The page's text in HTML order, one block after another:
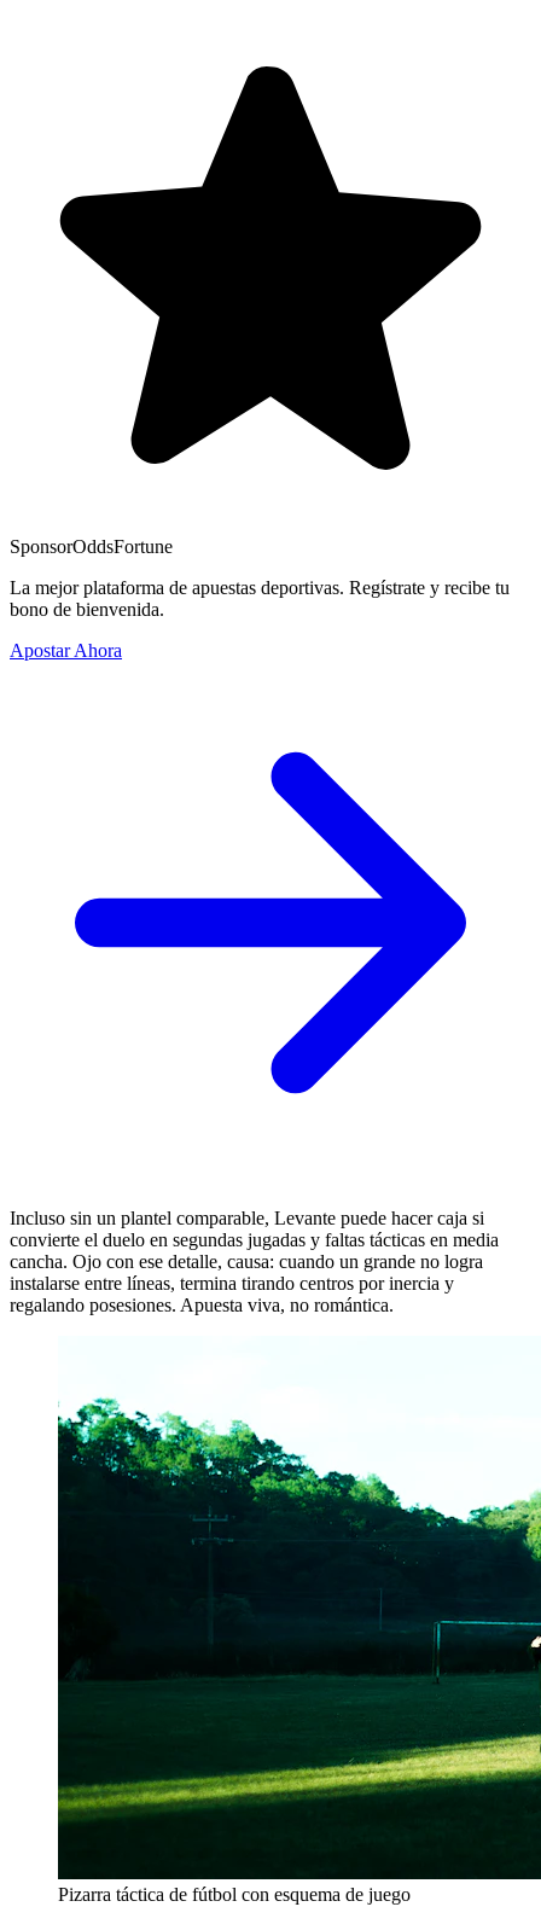
SponsorOddsFortune
La mejor plataforma de apuestas deportivas. Regístrate y recibe tu
bono de bienvenida.
Apostar Ahora
Incluso sin un plantel comparable, Levante puede hacer caja si
convierte el duelo en segundas jugadas y faltas tácticas en media
cancha. Ojo con ese detalle, causa: cuando un grande no logra
instalarse entre líneas, termina tirando centros por inercia y
regalando posesiones. Apuesta viva, no romántica.
Pizarra táctica de fútbol con esquema de juego